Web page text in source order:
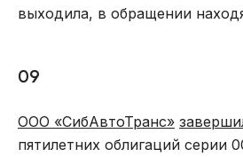
выходила, в обращении
09
ООО «СибАвтоТранс»
пятилетних облигаций серии